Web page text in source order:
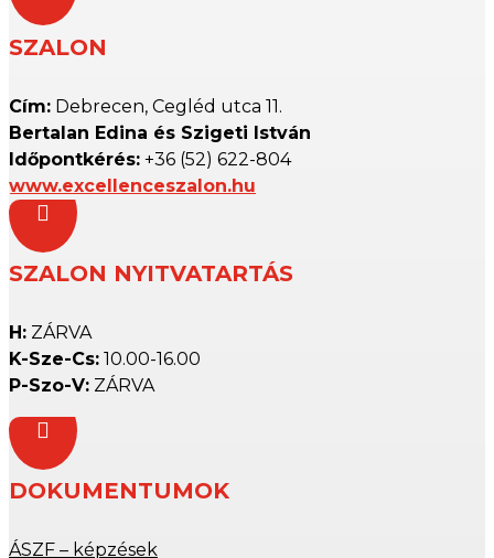
SZALON
Cím: Debrecen, Cegléd utca 11.
Bertalan Edina és Szigeti István
Időpontkérés: +36 (52) 622-804
www.excellenceszalon.hu

SZALON NYITVATARTÁS
H: ZÁRVA
K-Sze-Cs: 10.00-16.00
P-Szo-V: ZÁRVA

DOKUMENTUMOK
ÁSZF – képzések